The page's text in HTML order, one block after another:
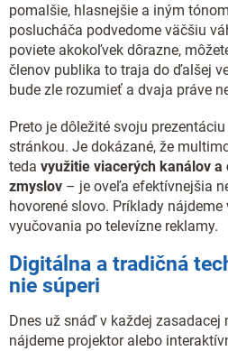
pomalšie, hlasnejšie a iným
poslucháča podvedome väčšiu
poviete akokoľvek dôrazne,
členov publika to traja do ďalšej
bude zle rozumieť a dvaja práve
Preto je dôležité svoju
stránkou. Je dokázané, že
teda využitie viacerých kanálov
zmyslov – je oveľa efektívnejšia
hovorené slovo. Príklady nájdeme
vyučovania po televízne reklamy.
Digitálna a tradičná
nie súperi
Dnes už snáď v každej zasadacej
nájdeme projektor alebo